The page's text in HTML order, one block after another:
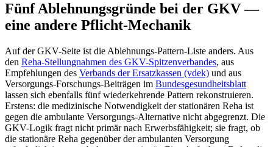
Fünf Ablehnungsgründe bei der GKV —
eine andere Pflicht-Mechanik
Auf der GKV-Seite ist die Ablehnungs-Pattern-Liste anders. Aus
den Reha-Stellungnahmen des GKV-Spitzenverbandes, aus
Empfehlungen des Verbands der Ersatzkassen (vdek) und aus
Versorgungs-Forschungs-Beiträgen im Bundesgesundheitsblatt
lassen sich ebenfalls fünf wiederkehrende Pattern rekonstruieren.
Erstens: die medizinische Notwendigkeit der stationären Reha ist
gegen die ambulante Versorgungs-Alternative nicht abgegrenzt. Die
GKV-Logik fragt nicht primär nach Erwerbsfähigkeit; sie fragt, ob
die stationäre Reha gegenüber der ambulanten Versorgung